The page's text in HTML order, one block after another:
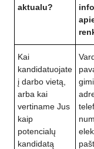
aktualu?
Kai
kandidatuojate
į darbo vietą,
arba kai
vertiname Jus
kaip
potencialų
kandidatą